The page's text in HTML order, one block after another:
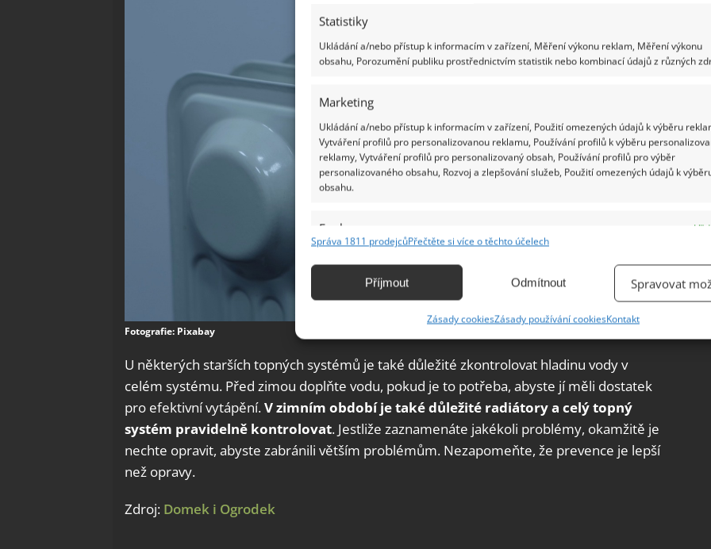
Statistiky
Ukládání a/nebo přístup k informacím v zařízení, Měření výkonu reklam, Měření výkonu
obsahu, Porozumění publiku prostřednictvím statistik nebo kombinací údajů z různých
Marketing
Ukládání a/nebo přístup k informacím v zařízení, Použití omezených údajů k výběru
Vytváření profilů pro personalizovanou reklamu, Používání profilů k výběru
reklamy, Vytváření profilů pro personalizovaný obsah, Používání profilů pro výběr
personalizovaného obsahu, Rozvoj a zlepšování služeb, Použití omezených údajů k
obsahu.
Funkce
Identifikace zařízení na základě automaticky přenášených informací.
základě aktivně vyžádaných informací.
Zajištění bezpečnosti, předcházení a zjišťování podvodů a
odstraňování chyb, Poskytování a zobrazování reklamy a obsahu,
Ukládání a sdělování voleb ochrany osobních údajů.
Správa 1811 prodejcůPřečtěte si více o těchto účelech
Příjmout Odmítnout Spravovat
Zásady cookiesZásady používání cookiesKontakt
Fotografie: Pixabay
U některých starších topných systémů je také důležité zkontrolovat hladinu vody v
celém systému. Před zimou doplňte vodu, pokud je to potřeba, abyste jí měli dostatek
pro efektivní vytápění.V zimním období je také důležité radiátory a celý topný
systém pravidelně kontrolovat. Jestliže zaznamenáte jakékoli problémy, okamžitě je
nechte opravit, abyste zabránili větším problémům. Nezapomeňte, že prevence je lepší
než opravy.
Zdroj: Domek i Ogrodek